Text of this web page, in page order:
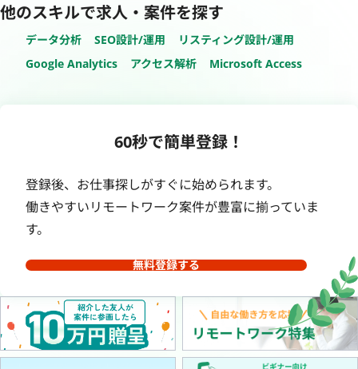
他のスキルで求人・案件を探す
データ分析 SEO設計/運用
リスティング設計/運用
Google Analytics
アクセス解析 Microsoft Access
60秒で簡単登録！
登録後、お仕事探しがすぐに始められます。
働きやすいリモートワーク案件が豊富に揃っていま
す。
無料登録する